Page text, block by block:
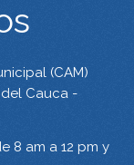
(CAM)
del Cauca -
8 am a 12 pm y